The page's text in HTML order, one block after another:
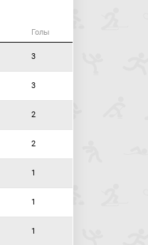
Голы
3
3
2
2
1
1
1